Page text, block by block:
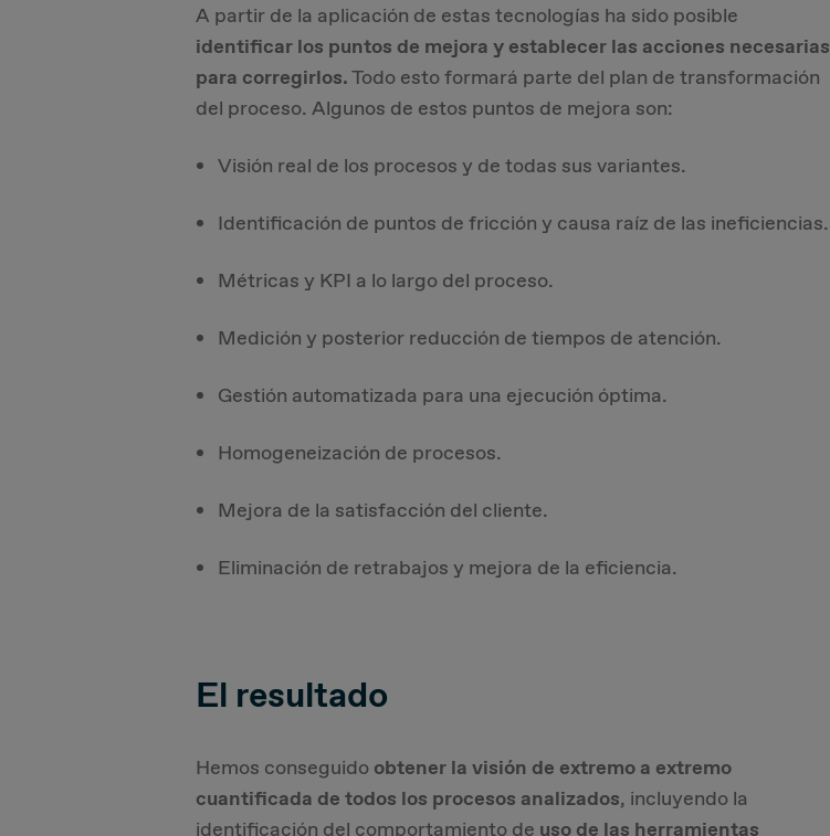
A partir de la aplicación de estas tecnologías ha sido posible
identificar los puntos de mejora y establecer las acciones necesarias
para corregirlos.Todo esto formará parte del plan de transformación
del proceso. Algunos de estos puntos de mejora son:
Visión real de los procesos y de todas sus variantes.
Identificación de puntos de fricción y causa raíz de las ineficiencias.
Métricas y KPI a lo largo del proceso.
Medición y posterior reducción de tiempos de atención.
Gestión automatizada para una ejecución óptima.
Homogeneización de procesos.
Mejora de la satisfacción del cliente.
Eliminación de retrabajos y mejora de la eficiencia.
El resultado
Hemos conseguido obtener la visión de extremo a extremo
cuantificada de todos los procesos analizados, incluyendo la
identificación del comportamiento de uso de las herramientas